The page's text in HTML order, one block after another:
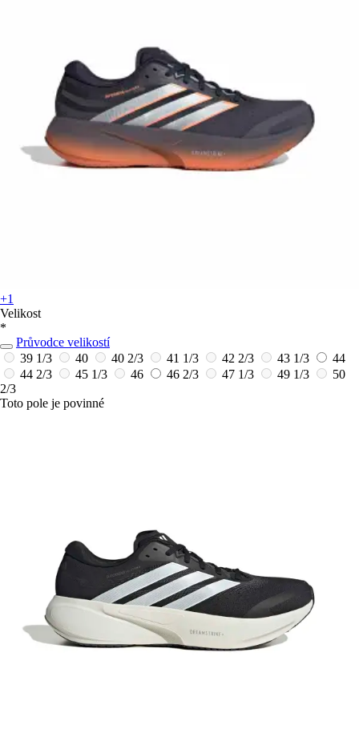
+1
Velikost
*
Průvodce velikostí
39 1/3
40 40 2/3 41 1/3 42 2/3 43 1/3
44
44 2/3
45 1/3 46 46 2/3 47 1/3 49 1/3
50
2/3
Toto pole je povinné